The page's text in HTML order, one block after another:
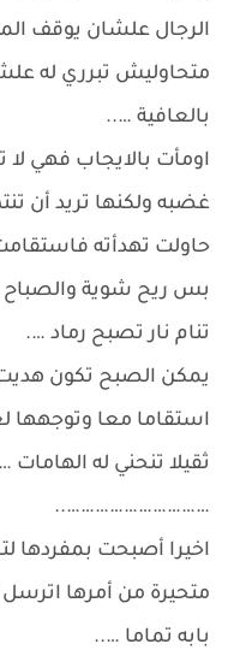
الرجال علشان يوقف
متحاوليش تبرري له
بالعافية …..
اومأت بالايجاب فهي لا
غضبه ولكنها تريد أن
حاولت تهدأته
بس ريح شوية والصباح
تنام نار تصبح رماد ….
يمكن الصبح تكون
استقاما معا وتوجهها
ثقيلا تنحني له الهامات
…………………………..
اخيرا أصبحت بمفردها
متحيرة من أمرها
بابه تماما …..